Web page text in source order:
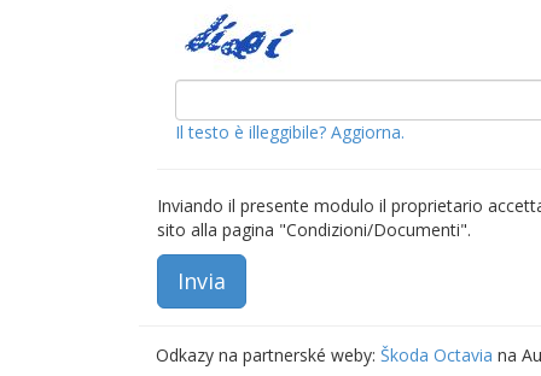
Il testo è illeggibile? Aggiorna.
Inviando il presente modulo il proprietario
sito alla pagina "Condizioni/Documenti".
Odkazy na partnerské weby: Škoda Octavia na